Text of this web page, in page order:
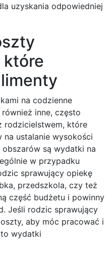
uzyskania odpowiedniej
które
na codzienne
inne, często
rodzicielstwem, które
na ustalanie wysokości
są wydatki na
w przypadku
sprawujący opiekę
przedszkola, czy też
część budżetu i powinny
Jeśli rodzic sprawujący
aby móc pracować i
wydatki